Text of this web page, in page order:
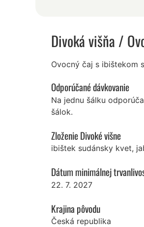
Divoká višňa /
Ovocný čaj s ibištekom
Odporúčané dávkovanie
Na jednu šálku
šálok.
Zloženie Divoké višne
ibištek sudánsky kvet,
Dátum minimálnej
22. 7. 2027
Krajina pôvodu
Česká republika